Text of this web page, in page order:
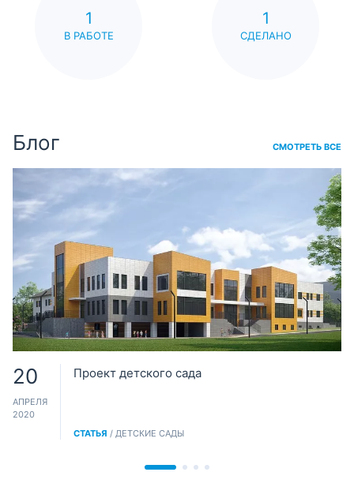
1
В РАБОТЕ
1
СДЕЛАНО
Блог СМОТРЕТЬ ВСЕ
20
АПРЕЛЯ
2020
Проект детского сада
СТАТЬЯ / ДЕТСКИЕ САДЫ